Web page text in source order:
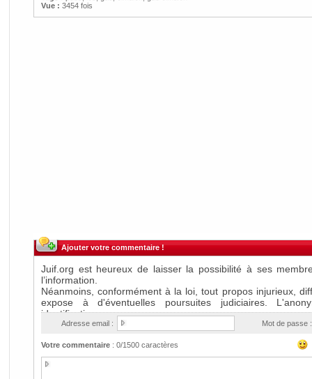
Vue : 3454 fois
Ajouter votre commentaire !
Adresse email : Mot de passe :
Votre commentaire: 0/1500 caractères